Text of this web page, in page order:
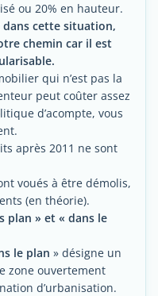
ou 20% en hauteur.
dans cette situation,
chemin car il est
qui n’est pas la
peut coûter assez
d’acompte, vous
après 2011 ne sont
voués à être démolis,
(en théorie).
plan » et « dans le
le plan » désigne un
zone ouvertement
d’urbanisation.